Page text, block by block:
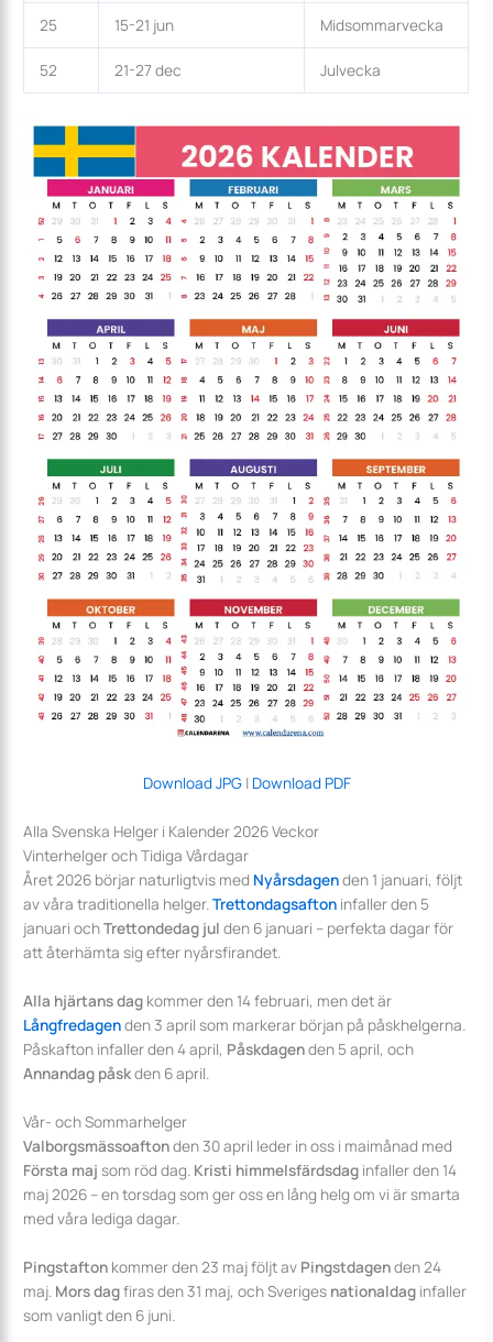
25 15-21 jun Midsommarvecka
52 21-27 dec Julvecka
Download JPG| Download PDF
Alla Svenska Helger i Kalender 2026 Veckor
Vinterhelger och Tidiga Vårdagar
Året 2026 börjar naturligtvis med Nyårsdagenden 1 januari, följt
av våra traditionella helger.Trettondagsafton infaller den 5
januari ochTrettondedag jul den 6 januari – perfekta dagar för
att återhämta sig efter nyårsfirandet.
Alla hjärtans dag kommer den 14 februari, men det är
Långfredagenden 3 april som markerar början på påskhelgerna.
Påskafton infaller den 4 april, Påskdagenden 5 april, och
Annandag påskden 6 april.
Vår- och Sommarhelger
Valborgsmässoaftonden 30 april leder in oss i maimånad med
Första maj som röd dag. Kristi himmelsfärdsdag infaller den 14
maj 2026 – en torsdag som ger oss en lång helg om vi är smarta
med våra lediga dagar.
Pingstafton kommer den 23 maj följt av Pingstdagenden 24
maj. Mors dagfiras den 31 maj, och Sveriges nationaldag infaller
som vanligt den 6 juni.